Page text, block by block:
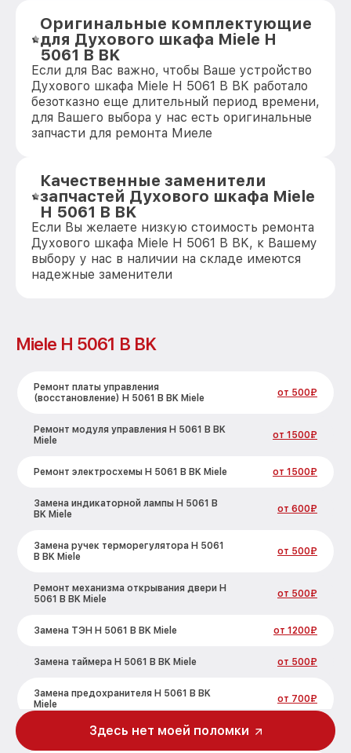
Оригинальные комплектующие
для Духового шкафа Miele H
5061 B BK
Если для Вас важно, чтобы Ваше устройство
Духового шкафа Miele H 5061 B BK работало
безотказно еще длительный период времени,
для Вашего выбора у нас есть оригинальные
запчасти для ремонта Миеле
Качественные заменители
запчастей Духового шкафа Miele
H 5061 B BK
Если Вы желаете низкую стоимость ремонта
Духового шкафа Miele H 5061 B BK, к Вашему
выбору у нас в наличии на складе имеются
надежные заменители
Miele H 5061 B BK
Ремонт платы управления
(восстановление) H 5061 B BK Miele
от 500₽
Ремонт модуля управления H 5061 B BK
Miele
от 1500₽
Ремонт электросхемы H 5061 B BK Miele от 1500₽
Замена индикаторной лампы H 5061 B
BK Miele
от 600₽
Замена ручек терморегулятора H 5061
B BK Miele
от 500₽
Ремонт механизма открывания двери H
5061 B BK Miele
от 500₽
Замена ТЭН H 5061 B BK Miele от 1200₽
Замена таймера H 5061 B BK Miele от 500₽
Замена предохранителя H 5061 B BK
Miele
от 700₽
Замена шнура питания H 5061 B BK Miele
Здесь нет моей поломки